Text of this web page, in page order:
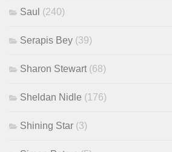
Saul (240)
Serapis Bey (39)
Sharon Stewart (68)
Sheldan Nidle (176)
Shining Star (3)